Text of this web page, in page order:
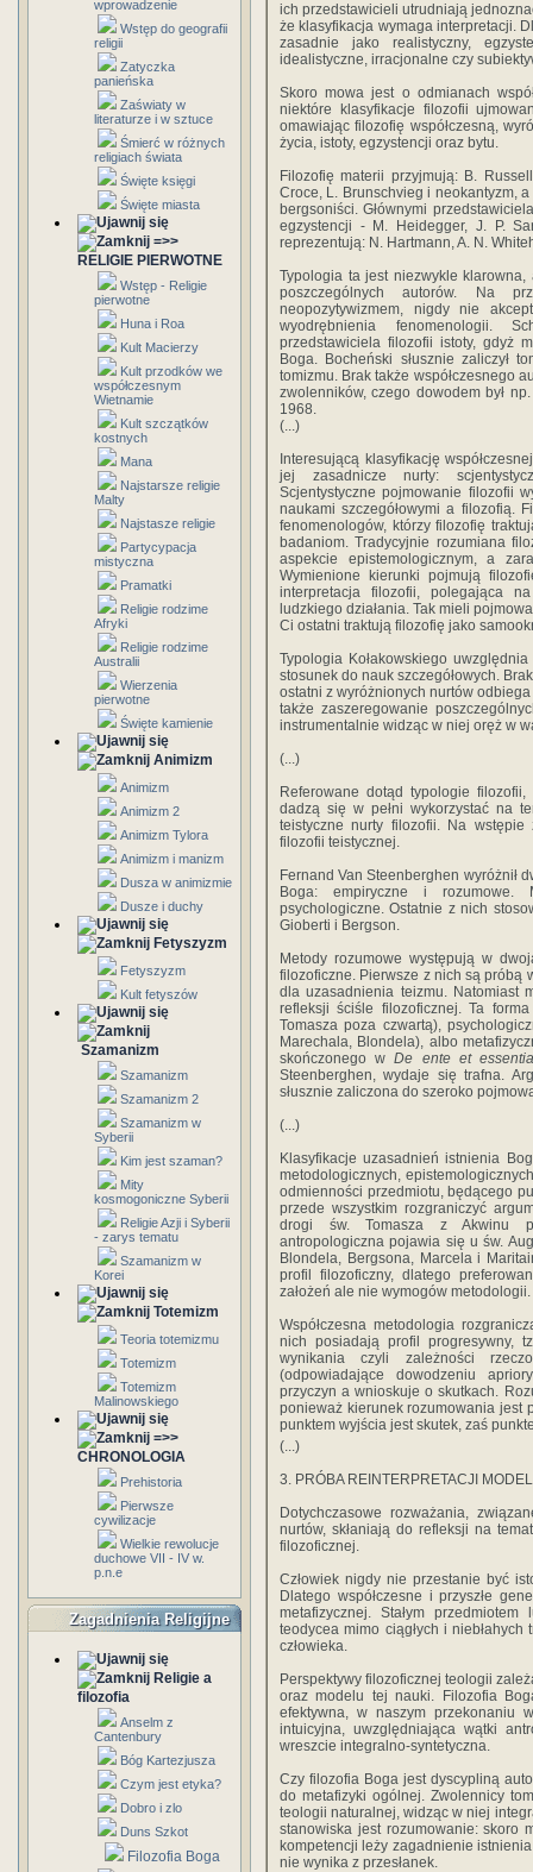
wprowadzenie
Wstęp do geografii
religii
Zatyczka
panieńska
Zaświaty w
literaturze i w sztuce
Śmierć w różnych
religiach świata
Święte księgi
Święte miasta
=>>
RELIGIE PIERWOTNE
Wstęp - Religie
pierwotne
Huna i Roa
Kult Macierzy
Kult przodków we
współczesnym
Wietnamie
Kult szczątków
kostnych
Mana
Najstarsze religie
Malty
Najstasze religie
Partycypacja
mistyczna
Pramatki
Religie rodzime
Afryki
Religie rodzime
Australii
Wierzenia
pierwotne
Święte kamienie
Animizm
Animizm
Animizm 2
Animizm Tylora
Animizm i manizm
Dusza w animizmie
Dusze i duchy
Fetyszyzm
Fetyszyzm
Kult fetyszów
Szamanizm
Szamanizm
Szamanizm 2
Szamanizm w
Syberii
Kim jest szaman?
Mity
kosmogoniczne Syberii
Religie Azji i Syberii
- zarys tematu
Szamanizm w
Korei
Totemizm
Teoria totemizmu
Totemizm
Totemizm
Malinowskiego
=>>
CHRONOLOGIA
Prehistoria
Pierwsze
cywilizacje
Wielkie rewolucje
duchowe VII - IV w.
p.n.e
Zagadnienia Religijne
Religie a
filozofia
Anselm z
Cantenbury
Bóg Kartezjusza
Czym jest etyka?
Dobro i zlo
Duns Szkot
Filozofia Boga
ich przedstawicieli utrudniają
że klasyfikacja wymaga interpretacji.
zasadnie jako realistyczny,
idealistyczne, irracjonalne czy
Skoro mowa jest o odmianach
niektóre klasyfikacje filozofii
omawiając filozofię współczesną,
życia, istoty, egzystencji oraz bytu.
Filozofię materii przyjmują: B.
Croce, L. Brunschvieg i neokantyzm,
bergsoniści. Głównymi
egzystencji - M. Heidegger, J. P.
reprezentują: N. Hartmann, A. N.
Typologia ta jest niezwykle
poszczególnych autorów. Na
neopozytywizmem, nigdy nie
wyodrębnienia fenomenologii.
przedstawiciela filozofii istoty, gdyż
Boga. Bocheński słusznie zaliczył
tomizmu. Brak także współczesnego
zwolenników, czego dowodem był
1968.
(...)
Interesującą klasyfikację
jej zasadnicze nurty:
Scjentystyczne pojmowanie filozofii
naukami szczegółowymi a filozofią.
fenomenologów, którzy filozofię
badaniom. Tradycyjnie rozumiana
aspekcie epistemologicznym, a
Wymienione kierunki pojmują
interpretacja filozofii, polegająca
ludzkiego działania. Tak mieli
Ci ostatni traktują filozofię jako
Typologia Kołakowskiego
stosunek do nauk szczegółowych.
ostatni z wyróżnionych nurtów
także zaszeregowanie
instrumentalnie widząc w niej oręż w
(...)
Referowane dotąd typologie
dadzą się w pełni wykorzystać na
teistyczne nurty filozofii. Na wstępie
filozofii teistycznej.
Fernand Van Steenberghen wyróżnił
Boga: empiryczne i rozumowe.
psychologiczne. Ostatnie z nich
Gioberti i Bergson.
Metody rozumowe występują w
filozoficzne. Pierwsze z nich są próbą
dla uzasadnienia teizmu. Natomiast
refleksji ściśle filozoficznej. Ta
Tomasza poza czwartą),
Marechala, Blondela), albo
skończonego wDe ente et essentia
Steenberghen, wydaje się trafna.
słusznie zaliczona do szeroko
(...)
Klasyfikacje uzasadnień istnienia
metodologicznych,
odmienności przedmiotu, będącego
przede wszystkim rozgraniczyć
drogi św. Tomasza z Akwinu
antropologiczna pojawia się u św.
Blondela, Bergsona, Marcela i
profil filozoficzny, dlatego
założeń ale nie wymogów metodologii.
Współczesna metodologia
nich posiadają profil progresywny,
wynikania czyli zależności
(odpowiadające dowodzeniu
przyczyn a wnioskuje o skutkach.
ponieważ kierunek rozumowania jest
punktem wyjścia jest skutek, zaś
(...)
3. PRÓBA REINTERPRETACJI
Dotychczasowe rozważania,
nurtów, skłaniają do refleksji na
filozoficznej.
Człowiek nigdy nie przestanie być
Dlatego współczesne i przyszłe
metafizycznej. Stałym
teodycea mimo ciągłych i
człowieka.
Perspektywy filozoficznej teologii
oraz modelu tej nauki. Filozofia
efektywna, w naszym przekonaniu
intuicyjna, uwzględniająca wątki
wreszcie integralno-syntetyczna.
Czy filozofia Boga jest dyscypliną
do metafizyki ogólnej. Zwolennicy
teologii naturalnej, widząc w niej
stanowiska jest rozumowanie: skoro
kompetencji leży zagadnienie
nie wynika z przesłanek.